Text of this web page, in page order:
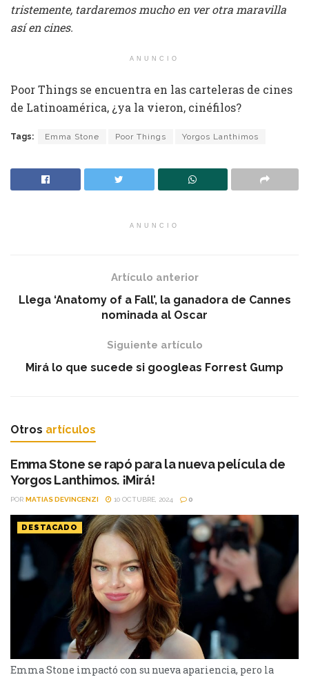
tristemente, tardaremos mucho en ver otra maravilla
así en cines.
ANUNCIO
Poor Things se encuentra en las carteleras de cines
de Latinoamérica, ¿ya la vieron, cinéfilos?
Tags: Emma Stone Poor Things Yorgos Lanthimos
ANUNCIO
Artículo anterior
Llega ‘Anatomy of a Fall’, la ganadora de Cannes
nominada al Oscar
Siguiente artículo
Mirá lo que sucede si googleas Forrest Gump
Otros artículos
Emma Stone se rapó para la nueva película de
Yorgos Lanthimos. ¡Mirá!
POR MATIAS DEVINCENZI 10 OCTUBRE, 2024 0
DESTACADO
Emma Stone impactó con su nueva apariencia, pero la